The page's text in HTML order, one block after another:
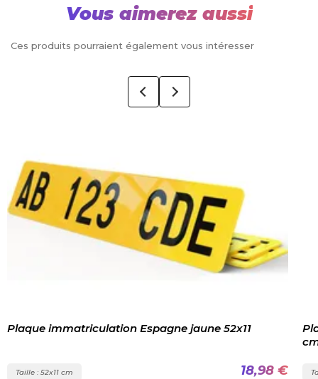
Vous aimerez aussi
Ces produits pourraient également vous intéresser
Plaque immatriculation Espagne jaune 52x11
Taille : 52x11 cm 18,98 €